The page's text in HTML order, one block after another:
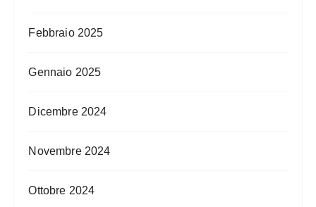
Febbraio 2025
Gennaio 2025
Dicembre 2024
Novembre 2024
Ottobre 2024